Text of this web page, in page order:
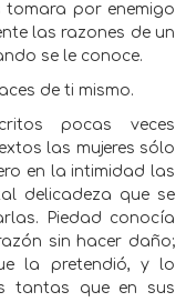
tomara por enemigo
las razones de un
se le conoce.
de ti mismo.
pocas veces
las mujeres sólo
en la intimidad las
delicadeza que se
Piedad conocía
sin hacer daño;
la pretendió, y lo
tantas que en sus